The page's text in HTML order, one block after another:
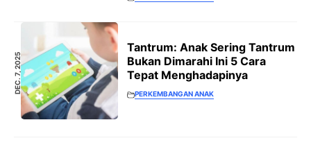
DEC. 7, 2025
Tantrum: Anak Sering Tantrum
Bukan Dimarahi Ini 5 Cara
Tepat Menghadapinya
PERKEMBANGAN ANAK